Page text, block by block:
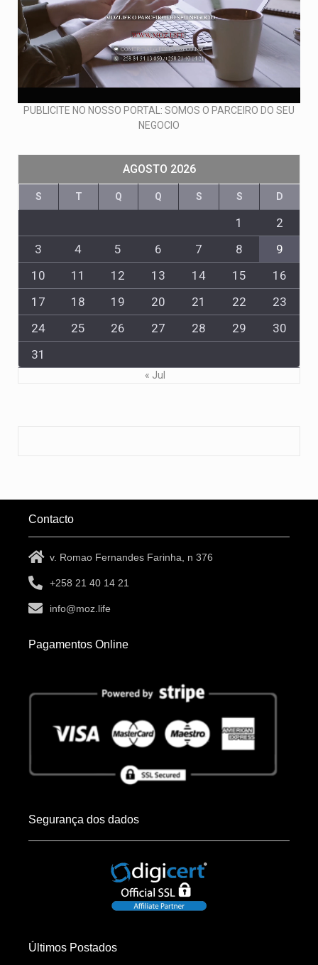
PUBLICITE NO NOSSO PORTAL: SOMOS O PARCEIRO DO SEU
NEGOCIO
AGOSTO 2026
S T Q Q S S D
1
2
3
4 5 6 7 8
9
10
11 12 13 14 15
16
17
18 19 20 21 22
23
24
25 26 27 28 29
30
31
« Jul
Contacto
v. Romao Fernandes Farinha, n 376
+258 21 40 14 21
info@moz.life
Pagamentos Online
Segurança dos dados
Últimos Postados